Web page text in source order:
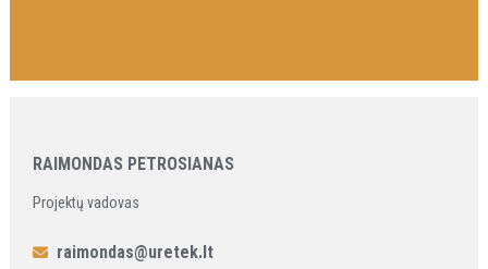
RAIMONDAS PETROSIANAS
Projektų vadovas
raimondas@uretek.lt